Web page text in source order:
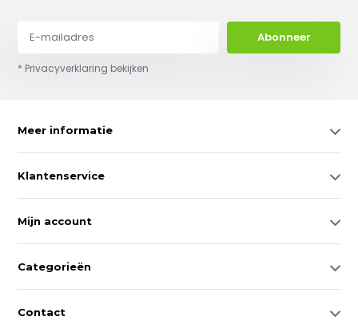
Abonneer
* Privacyverklaring bekijken
Meer informatie
Klantenservice
Mijn account
Categorieën
Contact